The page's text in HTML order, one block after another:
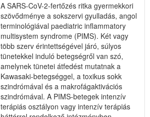
A SARS-CoV-2-fertőzés ritka gyermekkori
szövődménye a sokszervi gyulladás, angol
terminológiával paediatric inflammatory
multisystem syndrome (PIMS). Két vagy
több szerv érintettségével járó, súlyos
tünetekkel induló betegségről van szó,
amelynek tünetei átfedést mutatnak a
Kawasaki-betegséggel, a toxikus sokk
szindrómával és a makrofágaktivációs
szindrómával. A PIMS-betegek intenzív
terápiás osztályon vagy intenzív terápiás